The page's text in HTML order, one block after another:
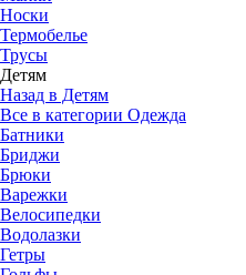
Носки
Термобелье
Трусы
Детям
Назад в Детям
Все в категории Одежда
Батники
Бриджи
Брюки
Варежки
Велосипедки
Водолазки
Гетры